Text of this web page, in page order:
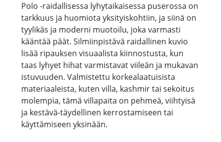
Polo -raidallisessa lyhytaikaisessa puserossa on
tarkkuus ja huomiota yksityiskohtiin, ja siinä on
tyylikäs ja moderni muotoilu, joka varmasti
kääntää päät. Silmiinpistävä raidallinen kuvio
lisää ripauksen visuaalista kiinnostusta, kun
taas lyhyet hihat varmistavat viileän ja mukavan
istuvuuden. Valmistettu korkealaatuisista
materiaaleista, kuten villa, kashmir tai sekoitus
molempia, tämä villapaita on pehmeä, viihtyisä
ja kestävä-täydellinen kerrostamiseen tai
käyttämiseen yksinään.